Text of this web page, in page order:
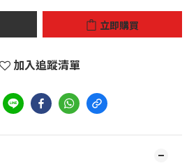
立即購買
加入追蹤清單